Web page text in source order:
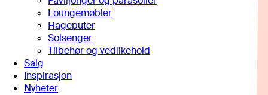
Loungemøbler
Hageputer
Solsenger
Tilbehør og vedlikehold
Salg
Inspirasjon
Nyheter